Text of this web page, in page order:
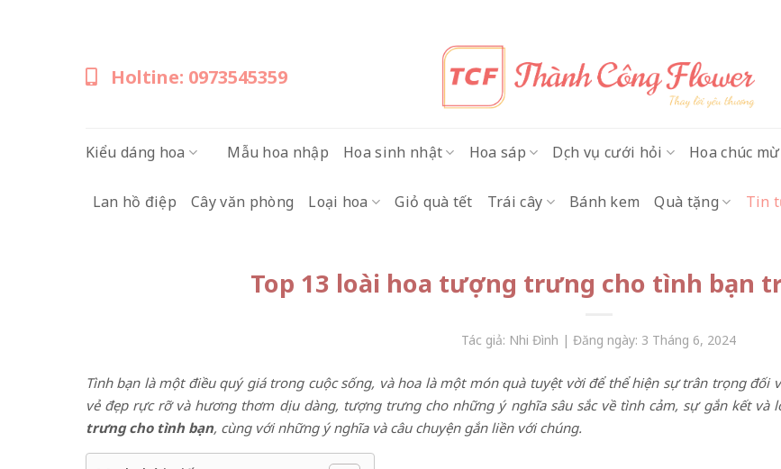
Holtine: 0973545359
Kiểu dáng hoa Mẫu hoa nhập Hoa sinh nhật Hoa sáp Dịch vụ cưới hỏi Hoa chúc
Lan hồ điệp Cây văn phòng Loại hoa Giỏ quà tết Trái cây Bánh kem Quà tặng Tin
Top 13 loài hoa tượng trưng cho tình bạn
Tác giả: Nhi Đình | Đăng ngày: 3 Tháng 6, 2024
Tình bạn là một điều quý giá trong cuộc sống, và hoa là một món quà tuyệt vời để thể hiện sự trân trọng
vẻ đẹp rực rỡ và hương thơm dịu dàng, tượng trưng cho những ý nghĩa sâu sắc về tình cảm, sự gắn kết và
trưng cho tình bạn, cùng với những ý nghĩa và câu chuyện gắn liền với chúng.